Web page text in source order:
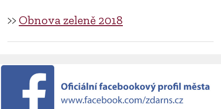
>> Obnova zeleně 2018